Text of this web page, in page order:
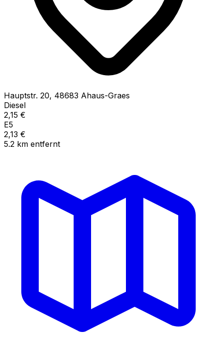
Hauptstr. 20, 48683 Ahaus-Graes
Diesel
2,15 €
E5
2,13 €
5.2 km entfernt